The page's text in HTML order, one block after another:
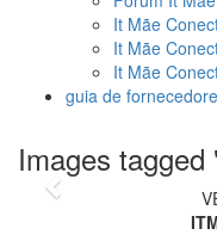
It Mãe
It Mãe
It Mãe
guia de
Images tagged
Previous